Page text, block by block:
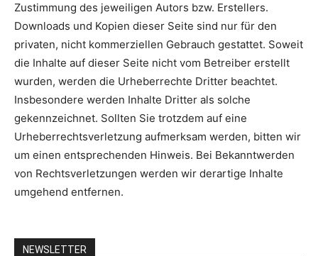
Zustimmung des jeweiligen Autors bzw. Erstellers.
Downloads und Kopien dieser Seite sind nur für den
privaten, nicht kommerziellen Gebrauch gestattet. Soweit
die Inhalte auf dieser Seite nicht vom Betreiber erstellt
wurden, werden die Urheberrechte Dritter beachtet.
Insbesondere werden Inhalte Dritter als solche
gekennzeichnet. Sollten Sie trotzdem auf eine
Urheberrechtsverletzung aufmerksam werden, bitten wir
um einen entsprechenden Hinweis. Bei Bekanntwerden
von Rechtsverletzungen werden wir derartige Inhalte
umgehend entfernen.
NEWSLETTER